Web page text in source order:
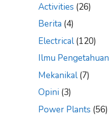
Activities (26)
Berita (4)
Electrical(120)
Ilmu Pengetahuan
Mekanikal(7)
Opini (3)
Power Plants (56)